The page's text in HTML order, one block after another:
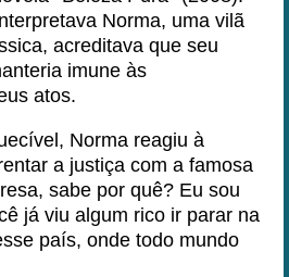
Norma, uma vilã
acreditava que seu
imune às
atos.
Norma reagiu à
a justiça com a famosa
sabe por quê? Eu sou
já viu algum rico ir parar na
país, onde todo mundo